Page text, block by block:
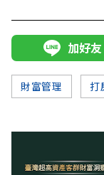
加好友
財富管理 打